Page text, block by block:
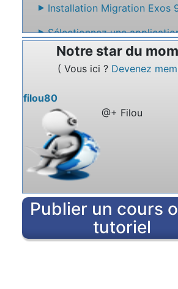
Installation Migration Exos
Sélectionnez une
service en ligne qui permet
site web facilement sans
de rédiger des textes à
Notre star du
( Vous ici ? Devenez
filou80
@+ Filou
Publier un cours
tutoriel